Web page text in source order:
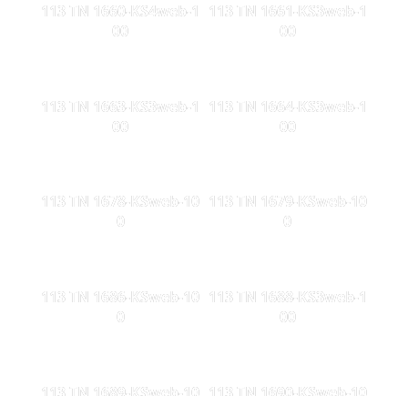
113 TN 1660-KS4web-1
00
113 TN 1661-KS3web-1
00
113 TN 1663-KS3web-1
00
113 TN 1664-KS3web-1
00
113 TN 1678-KSweb-10
0
113 TN 1679-KSweb-10
0
113 TN 1686-KSweb-10
0
113 TN 1688-KS3web-1
00